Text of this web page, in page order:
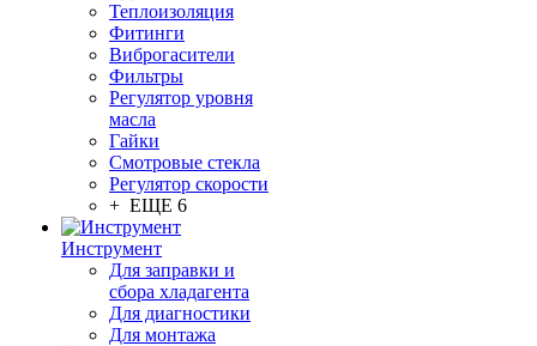
Теплоизоляция
Фитинги
Виброгасители
Фильтры
Регулятор уровня
масла
Гайки
Смотровые стекла
Регулятор скорости
+ ЕЩЕ 6
Инструмент
Для заправки и
сбора хладагента
Для диагностики
Для монтажа